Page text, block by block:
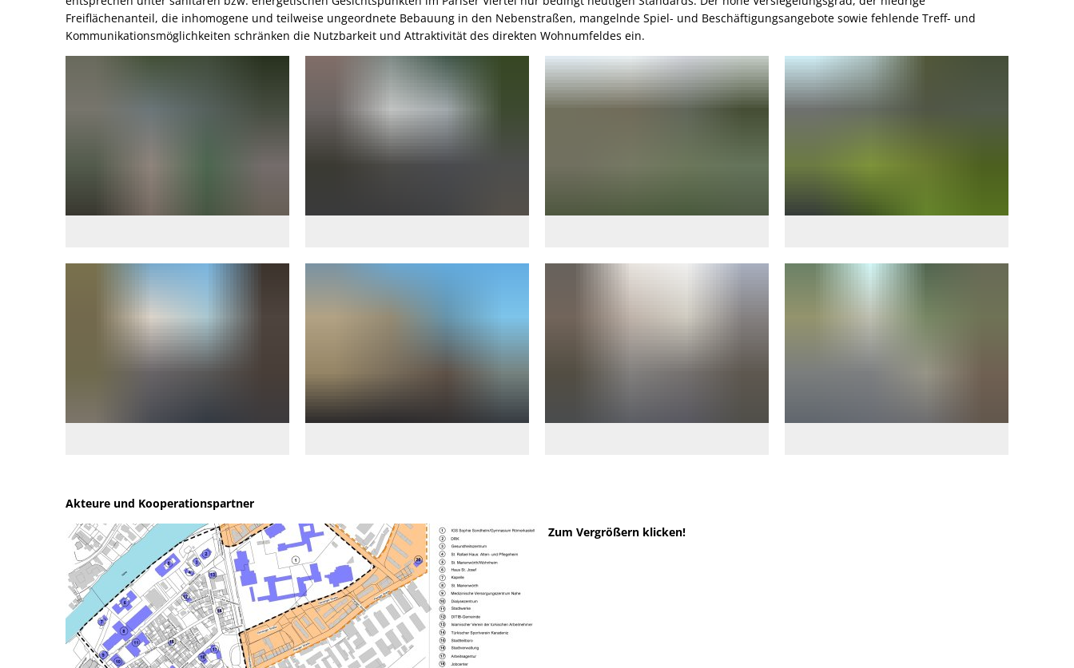
Freiflächenanteil, die inhomogene und teilweise ungeordnete Bebauung in den Nebenstraßen, mangelnde Spiel- und Beschäftigungsangebote sowie fehlende Treff- und
Kommunikationsmöglichkeiten schränken die Nutzbarkeit und Attraktivität des direkten Wohnumfeldes ein.
Akteure und Kooperationspartner
Zum Vergrößern klicken!